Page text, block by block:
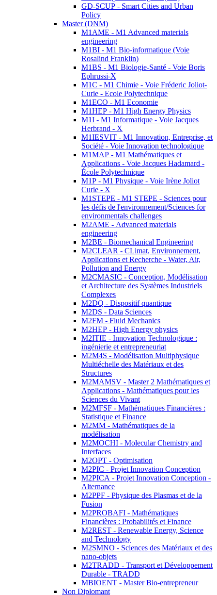
GD-SCUP - Smart Cities and Urban
Policy
Master (DNM)
M1AME - M1 Advanced materials
engineering
M1BI - M1 Bio-informatique (Voie
Rosalind Franklin)
M1BS - M1 Biologie-Santé - Voie Boris
Ephrussi-X
M1C - M1 Chimie - Voie Fréderic Joliot-
Curie - Ecole Polytechnique
M1ECO - M1 Economie
M1HEP - M1 High Energy Physics
M1I - M1 Informatique - Voie Jacques
Herbrand - X
M1IESVIT - M1 Innovation, Entreprise, et
Société - Voie Innovation technologique
M1MAP - M1 Mathématiques et
Applications - Voie Jacques Hadamard -
École Polytechnique
M1P - M1 Physique - Voie Irène Joliot
Curie - X
M1STEPE - M1 STEPE - Sciences pour
les défis de l'environnement/Sciences for
environmentals challenges
M2AME - Advanced materials
engineering
M2BE - Biomechanical Engineering
M2CLEAR - CLimat, Environnement,
Applications et Recherche - Water, Air,
Pollution and Energy
M2CMASIC - Conception, Modélisation
et Architecture des Systèmes Industriels
Complexes
M2DQ - Dispositif quantique
M2DS - Data Sciences
M2FM - Fluid Mechanics
M2HEP - High Energy physics
M2ITIE - Innovation Technologique :
ingénierie et entrepreneuriat
M2M4S - Modélisation Multiphysique
Multiéchelle des Matériaux et des
Structures
M2MAMSV - Master 2 Mathématiques et
Applications - Mathématiques pour les
Sciences du Vivant
M2MFSF - Mathématiques Financières :
Statistique et Finance
M2MM - Mathématiques de la
modélisation
M2MOCHI - Molecular Chemistry and
Interfaces
M2OPT - Optimisation
M2PIC - Projet Innovation Conception
M2PICA - Projet Innovation Conception -
Alternance
M2PPF - Physique des Plasmas et de la
Fusion
M2PROBAFI - Mathématiques
Financières : Probabilités et Finance
M2REST - Renewable Energy, Science
and Technology
M2SMNO - Sciences des Matériaux et des
nano-objets
M2TRADD - Transport et Développement
Durable - TRADD
MBIOENT - Master Bio-entrepreneur
Non Diplomant